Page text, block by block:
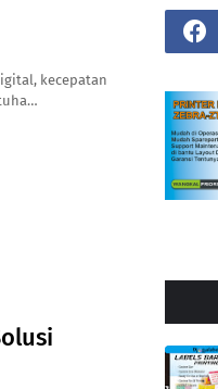
kecepatan